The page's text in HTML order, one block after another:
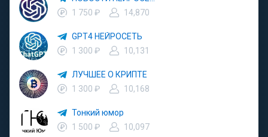
1 750 ₽
14,870
GPT4 НЕЙРОСЕТЬ
1 300 ₽
10,131
ЛУЧШЕЕ О КРИПТЕ
1 300 ₽
10,168
Тонкий юмор
1 500 ₽
10,097